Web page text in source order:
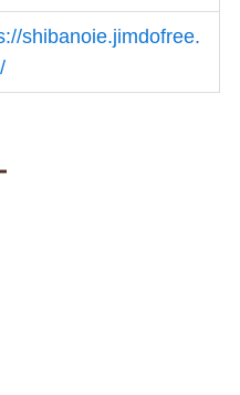
shibanoie.jimdofree.